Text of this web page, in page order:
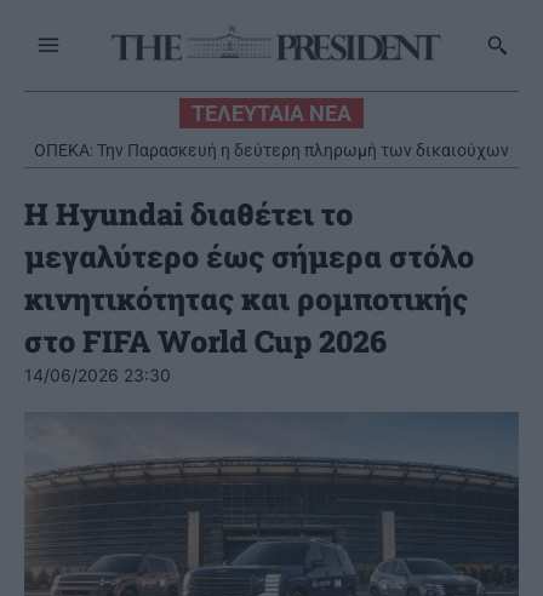
ΤΕΛΕΥΤΑΙΑ ΝΕΑ
ΟΠΕΚΑ: Την Παρασκευή η δεύτερη πληρωμή των δικαιούχων
του Λογαριασμού Αγροτικής Εστίας
Η Hyundai διαθέτει το
μεγαλύτερο έως σήμερα στόλο
κινητικότητας και ρομποτικής
στο FIFA World Cup 2026
14/06/2026 23:30